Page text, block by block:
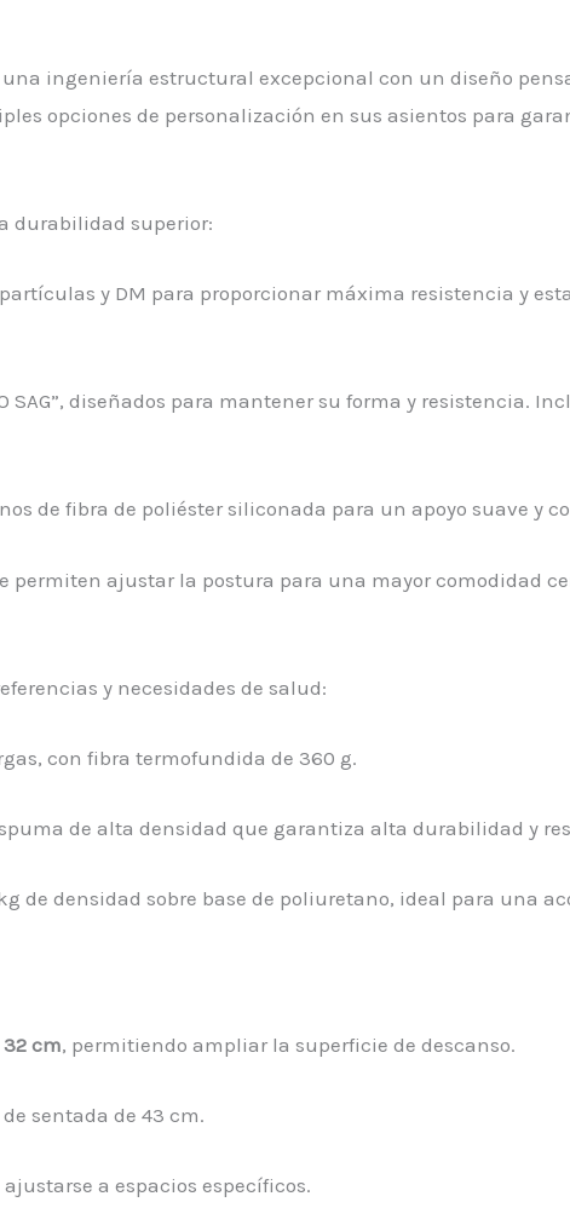
ingeniería estructural excepcional con un diseño
opciones de personalización en sus asientos para
durabilidad superior:
y DM para proporcionar máxima resistencia y
SAG”, diseñados para mantener su forma y resistencia.
de fibra de poliéster siliconada para un apoyo suave y
permiten ajustar la postura para una mayor comodidad
y necesidades de salud:
con fibra termofundida de 360 g.
de alta densidad que garantiza alta durabilidad y
de densidad sobre base de poliuretano, ideal para una
32 cm, permitiendo ampliar la superficie de descanso.
sentada de 43 cm.
a espacios específicos.